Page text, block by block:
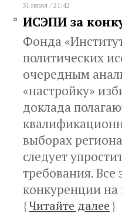
31 июля / 21:42
ИСЭПИ за
Фонда
политических
очередным
«настройку»
доклада
выборах
следует
требования. Все
конкуренции на
{Читайте далее}